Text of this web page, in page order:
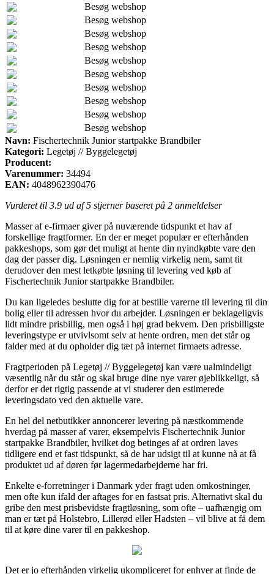
Besøg webshop
Besøg webshop
Besøg webshop
Besøg webshop
Besøg webshop
Besøg webshop
Besøg webshop
Besøg webshop
Besøg webshop
Besøg webshop
Navn: Fischertechnik Junior startpakke Brandbiler
Kategori: Legetøj // Byggelegetøj
Producent:
Varenummer: 34494
EAN: 4048962390476
Vurderet til 3.9 ud af 5 stjerner baseret på 2 anmeldelser
Masser af e-firmaer giver på nuværende tidspunkt et hav af
forskellige fragtformer. En der er meget populær er efterhånden
pakkeshops, som gør det muligt at hente din nyindkøbte vare den
dag der passer dig. Løsningen er nemlig virkelig nem, samt tit
derudover den mest letkøbte løsning til levering ved køb af
Fischertechnik Junior startpakke Brandbiler.
Du kan ligeledes beslutte dig for at bestille varerne til levering til din
bolig eller til adressen hvor du arbejder. Løsningen er beklageligvis
lidt mindre prisbillig, men også i høj grad bekvem. Den prisbilligste
leveringstype er utvivlsomt selv at hente ordren, men det står og
falder med at du opholder dig tæt på internet firmaets adresse.
Fragtperioden på Legetøj // Byggelegetøj kan være ualmindeligt
væsentlig når du står og skal bruge dine nye varer øjeblikkeligt, så
derfor er det rigtig passende at vi studerer den estimerede
leveringsdato ved den aktuelle vare.
En hel del netbutikker annoncerer levering på næstkommende
hverdag på masser af varer, eksempelvis Fischertechnik Junior
startpakke Brandbiler, hvilket dog betinges af at ordren laves
tidligere end et fast tidspunkt, så de har udsigt til at kunne nå at få
produktet ud af døren før lagermedarbejderne har fri.
Enkelte e-forretninger i Danmark yder fragt uden omkostninger,
men ofte kun ifald der aftages for en fastsat pris. Alternativt skal du
gribe den mest prisbevidste fragtløsning, som ofte – uafhængig om
man er tæt på Holstebro, Lillerød eller Hadsten – vil blive at få dem
til at køre dine varer til en pakkeshop.
Det er jo efterhånden virkelig ukompliceret for enhver at finde de